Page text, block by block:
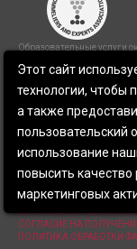
Образовательные услуги
сайт https://mozart-
Лицензия на
17.02.2016, приложение 1
Юридический адрес:
ОГРН 1076100002120
р/с
Филиал Центральный
К/с
ПОЛИТИКА ЗАЩИТЫ И
СОГЛАСИЕ НА
СОГЛАСИЕ НА
ПОЛИТИКА ОБРАБОТКИ
Этот сайт
технологии, чтобы
а также
пользовательский
использование
повысить
маркетинговых